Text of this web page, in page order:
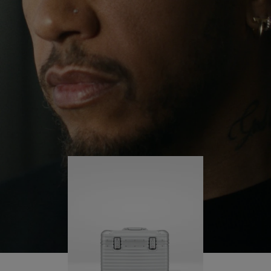
APPUYER
SUR
POUR
LA
LIRE
DÉSACTIVÉ.
VEUILLEZ
CLIQUER
POUR
RÉACTIVER
LE
SON
il continue de se lancer des défis et ainsi d'en
apprendre plus sur lui-même.
Sa valise RIMOWA Original Pilot l'accompagne à
chaque étape de son parcours et chacune de ses
marques raconte une histoire sur les lieux qu'il a